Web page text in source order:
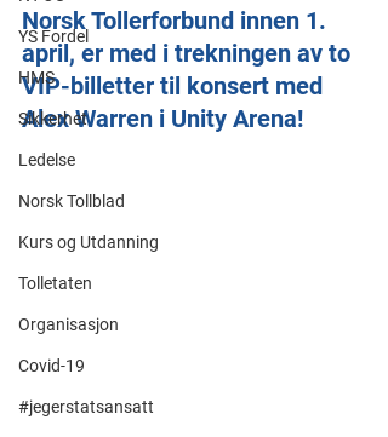
YS Fordel
HMS
Sikkerhet
Ledelse
Norsk Tollblad
Kurs og Utdanning
Tolletaten
Organisasjon
Covid-19
#jegerstatsansatt
Norsk Tollerforbund innen 1.
april, er med i trekningen av to
VIP-billetter til konsert med
Alex Warren i Unity Arena!